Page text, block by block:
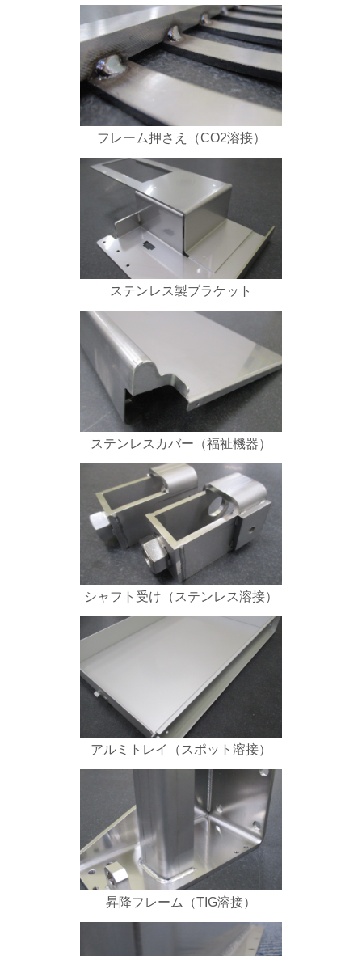
フレーム押さえ（CO2溶接）
ステンレス製ブラケット
ステンレスカバー（福祉機器）
シャフト受け（ステンレス溶接）
アルミトレイ（スポット溶接）
昇降フレーム（TIG溶接）